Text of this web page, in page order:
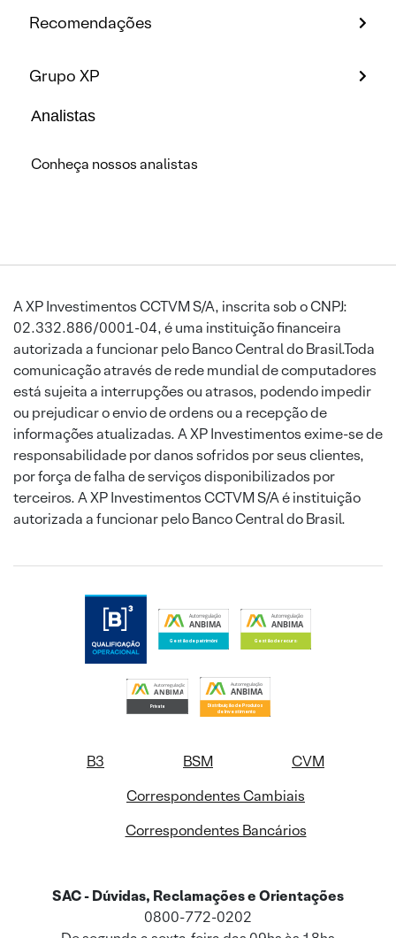
Recomendações
Grupo XP
Analistas
Conheça nossos analistas
A XP Investimentos CCTVM S/A, inscrita sob o CNPJ:
02.332.886/0001-04, é uma instituição financeira
autorizada a funcionar pelo Banco Central do Brasil.Toda
comunicação através de rede mundial de computadores
está sujeita a interrupções ou atrasos, podendo impedir
ou prejudicar o envio de ordens ou a recepção de
informações atualizadas. A XP Investimentos exime-se de
responsabilidade por danos sofridos por seus clientes,
por força de falha de serviços disponibilizados por
terceiros. A XP Investimentos CCTVM S/A é instituição
autorizada a funcionar pelo Banco Central do Brasil.
B3 BSM
CVM
Correspondentes Cambiais
Correspondentes Bancários
SAC - Dúvidas, Reclamações e Orientações
0800-772-0202